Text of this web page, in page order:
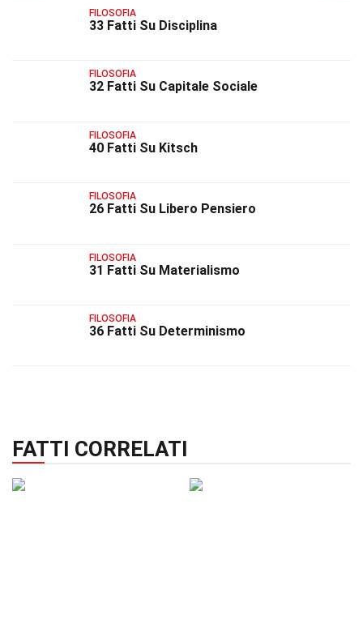
FILOSOFIA
33 Fatti Su Disciplina
FILOSOFIA
32 Fatti Su Capitale Sociale
FILOSOFIA
40 Fatti Su Kitsch
FILOSOFIA
26 Fatti Su Libero Pensiero
FILOSOFIA
31 Fatti Su Materialismo
FILOSOFIA
36 Fatti Su Determinismo
FATTI CORRELATI